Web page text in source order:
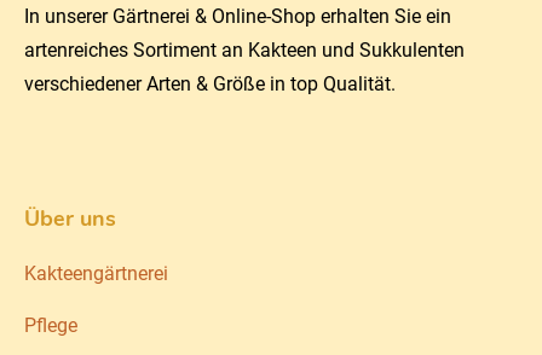
In unserer Gärtnerei & Online-Shop erhalten Sie ein
artenreiches Sortiment an Kakteen und Sukkulenten
verschiedener Arten & Größe in top Qualität.
Über uns
Kakteengärtnerei
Pflege